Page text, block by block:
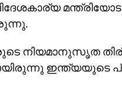
നിയമാനുസൃത
ഇന്ത്യയുടെ